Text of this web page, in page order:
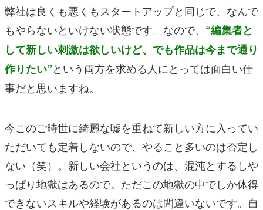
弊社は良くも悪くもスタートアップと同じで、なんで
もやらないといけない状態です。なので、 “編集者と
して新しい刺激は欲しいけど、でも作品は今まで通り
作りたい”という両方を求める人にとっては面白い仕
事だと思いますね。
今このご時世に綺麗な嘘を重ねて新しい方に入ってい
ただいても定着しないので、やること多いのは否定し
ない（笑）。新しい会社というのは、混沌とするしや
っぱり地獄はあるので。ただこの地獄の中でしか体得
できないスキルや経験があるのは間違いないです。自